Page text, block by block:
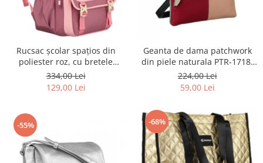
Rucsac școlar spațios din
poliester roz, cu bretele
reglabile - Peterson PTR-PTN
8610-1327 PINK
334,00 Lei
129,00 Lei
Geanta de dama patchwork
din piele naturala PTR-1718-
SKL-6922 MULTI
224,00 Lei
59,00 Lei
-55% -68%